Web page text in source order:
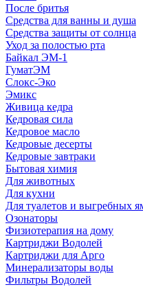
После бритья
Средства для ванны и душа
Средства защиты от солнца
Уход за полостью рта
Байкал ЭМ-1
ГуматЭМ
Слокс-Эко
Эмикс
Живица кедра
Кедровая сила
Кедровое масло
Кедровые десерты
Кедровые завтраки
Бытовая химия
Для животных
Для кухни
Для туалетов и выгребных
Озонаторы
Физиотерапия на дому
Картриджи Водолей
Картриджи для Арго
Минерализаторы воды
Фильтры Водолей